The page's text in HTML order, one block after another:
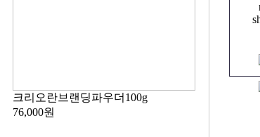
크리오란브랜딩파우더100g
76,000원